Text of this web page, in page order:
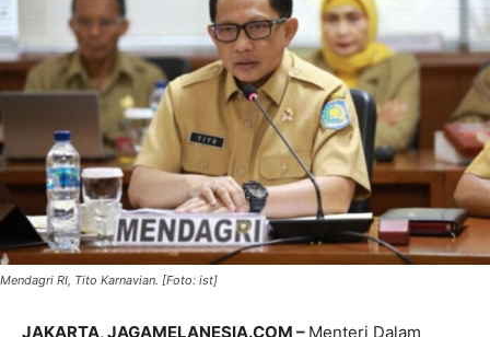
Mendagri RI, Tito Karnavian. [Foto: ist]
JAKARTA, JAGAMELANESIA.COM – Menteri Dalam